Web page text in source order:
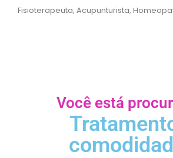
Fisioterapeuta, Acupunturista,
Você está